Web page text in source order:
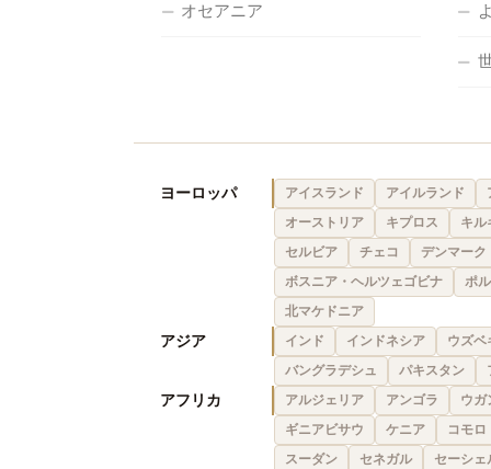
オセアニア
ヨーロッパ アイスランド アイルランド
オーストリア
キプロス
キル
セルビア
チェコ
デンマーク
ボスニア・ヘルツェゴビナ
ポ
北マケドニア
アジア インド インドネシア
ウズベ
バングラデシュ
パキスタン
アフリカ アルジェリア アンゴラ
ウガ
ギニアビサウ
ケニア
コモロ
スーダン
セネガル
セーシェ